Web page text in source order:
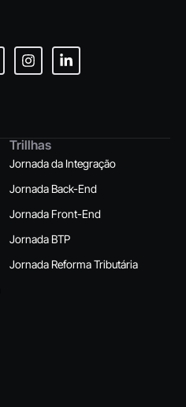
Trillhas
Jornada da Integração
Jornada Back-End
Jornada Front-End
Jornada BTP
Jornada Reforma Tributária